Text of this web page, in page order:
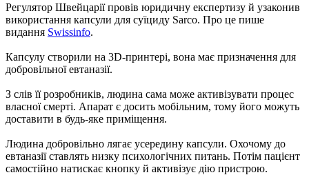
Регулятор Швейцарії провів юридичну експертизу й узаконив
використання капсули для суїциду Sarco. Про це пише
видання Swissinfo.
Капсулу створили на 3D-принтері, вона має призначення для
добровільної евтаназії.
З слів її розробників, людина сама може активізувати процес
власної смерті. Апарат є досить мобільним, тому його можуть
доставити в будь-яке приміщення.
Людина добровільно лягає усередину капсули. Охочому до
евтаназії ставлять низку психологічних питань. Потім пацієнт
самостійно натискає кнопку й активізує дію пристрою.